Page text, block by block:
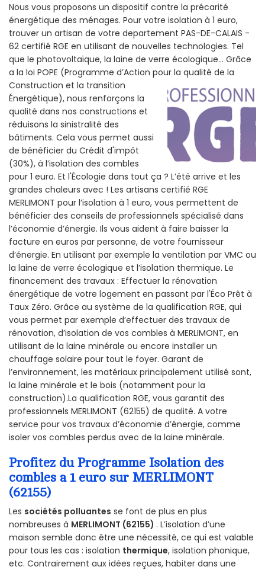
Nous vous proposons un dispositif contre la précarité
énergétique des ménages. Pour votre isolation à 1 euro,
trouver un artisan de votre departement PAS-DE-CALAIS -
62 certifié RGE en utilisant de nouvelles technologies. Tel
que le photovoltaïque, la laine de verre écologique... Grâce
a la loi POPE (Programme d’Action pour la qualité de la
Construction et la transition
Énergétique), nous renforçons la
qualité dans nos constructions et
réduisons la sinistralité des
bâtiments. Cela vous permet aussi
de bénéficier du Crédit d'impôt
(30%), à l’isolation des combles
pour 1 euro. Et l'Écologie dans tout ça ? L’été arrive et les
grandes chaleurs avec ! Les artisans certifié RGE
MERLIMONT pour l’isolation à 1 euro, vous permettent de
bénéficier des conseils de professionnels spécialisé dans
l’économie d’énergie. Ils vous aident à faire baisser la
facture en euros par personne, de votre fournisseur
d’énergie. En utilisant par exemple la ventilation par VMC ou
la laine de verre écologique et l’isolation thermique. Le
financement des travaux : Effectuer la rénovation
énergétique de votre logement en passant par l'Éco Prêt à
Taux Zéro. Grâce au système de la qualification RGE, qui
vous permet par exemple d’effectuer des travaux de
rénovation, d’isolation de vos combles à MERLIMONT, en
utilisant de la laine minérale ou encore installer un
chauffage solaire pour tout le foyer. Garant de
l’environnement, les matériaux principalement utilisé sont,
la laine minérale et le bois (notamment pour la
construction).La qualification RGE, vous garantit des
professionnels MERLIMONT (62155) de qualité. A votre
service pour vos travaux d’économie d’énergie, comme
isoler vos combles perdus avec de la laine minérale.
Profitez du Programme Isolation des
combles a 1 euro sur MERLIMONT
(62155)
Les sociétés polluantes se font de plus en plus
nombreuses à MERLIMONT (62155) . L’isolation d’une
maison semble donc être une nécessité, ce qui est valable
pour tous les cas : isolation thermique, isolation phonique,
etc. Contrairement aux idées reçues, habiter dans une